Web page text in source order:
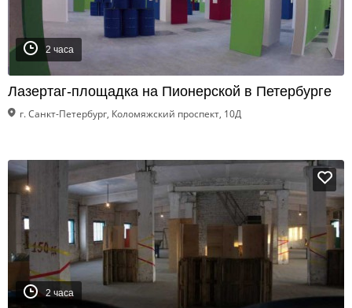
2 часа
Лазертаг-площадка на Пионерской в Петербурге
г. Санкт-Петербург, Коломяжский проспект, 10Д
2 часа